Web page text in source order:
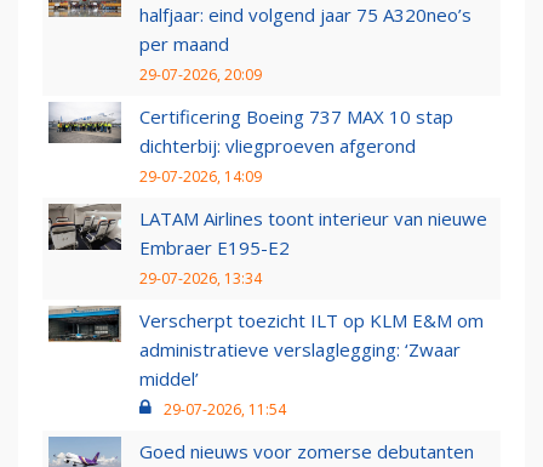
halfjaar: eind volgend jaar 75 A320neo’s
per maand
29-07-2026, 20:09
Certificering Boeing 737 MAX 10 stap
dichterbij: vliegproeven afgerond
29-07-2026, 14:09
LATAM Airlines toont interieur van nieuwe
Embraer E195-E2
29-07-2026, 13:34
Verscherpt toezicht ILT op KLM E&M om
administratieve verslaglegging: ‘Zwaar
middel’
29-07-2026, 11:54
Goed nieuws voor zomerse debutanten